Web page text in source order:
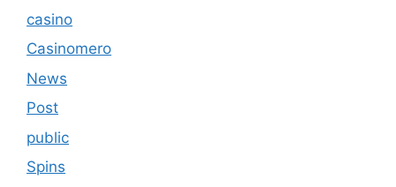
casino
Casinomero
News
Post
public
Spins